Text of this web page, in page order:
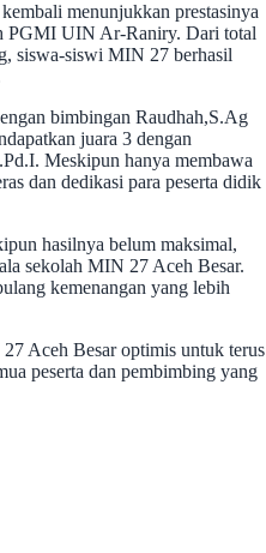
menunjukkan prestasinya
PGMI UIN Ar-Raniry. Dari total
siswa-siswi MIN 27 berhasil
bimbingan Raudhah,S.Ag
juara 3 dengan
Meskipun hanya membawa
dan dedikasi para peserta didik
hasilnya belum maksimal,
sekolah MIN 27 Aceh Besar.
kemenangan yang lebih
Aceh Besar optimis untuk terus
peserta dan pembimbing yang